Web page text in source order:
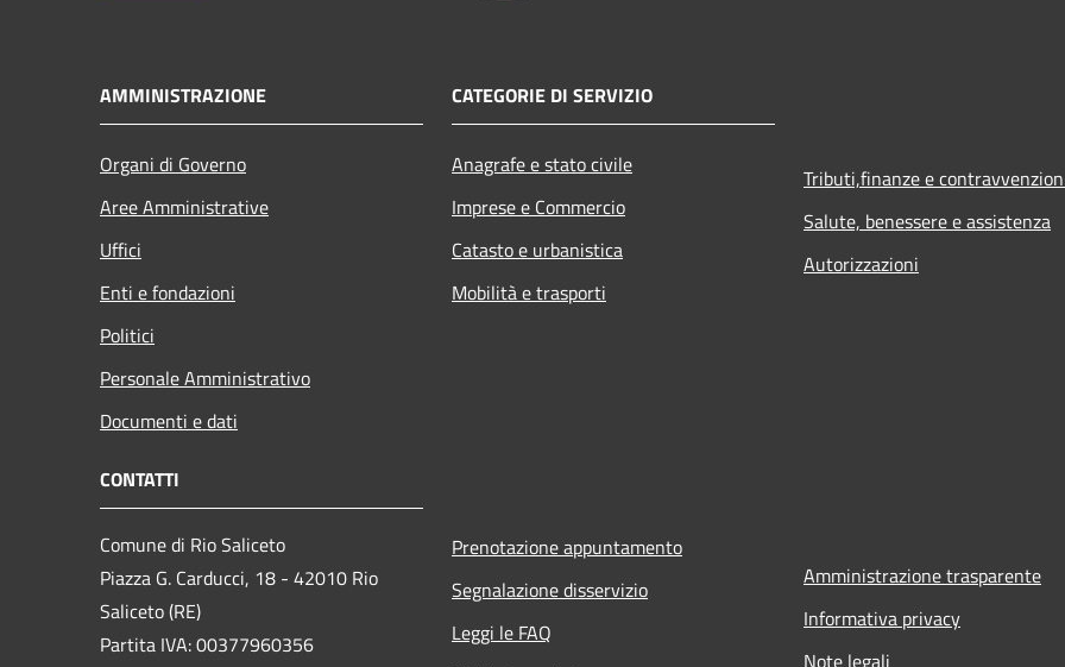
AMMINISTRAZIONE
Organi di Governo
Aree Amministrative
Uffici
Enti e fondazioni
Politici
Personale Amministrativo
Documenti e dati
CATEGORIE DI SERVIZIO
Anagrafe e stato civile
Imprese e Commercio
Catasto e urbanistica
Mobilità e trasporti
Tributi,finanze e
Salute, benessere e assistenza
Autorizzazioni
CONTATTI
Comune di Rio Saliceto
Piazza G. Carducci, 18 - 42010 Rio
Saliceto (RE)
Partita IVA: 00377960356
Prenotazione appuntamento
Segnalazione disservizio
Leggi le FAQ
Amministrazione trasparente
Informativa privacy
Note legali